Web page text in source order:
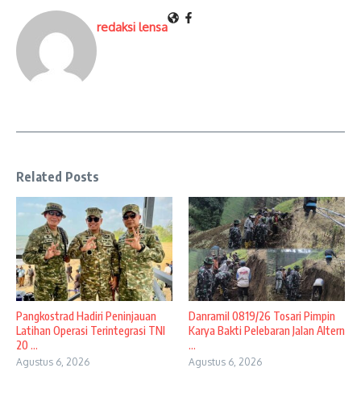
redaksi lensa
Related Posts
Pangkostrad Hadiri Peninjauan
Latihan Operasi Terintegrasi TNI
20 ...
Agustus 6, 2026
Danramil 0819/26 Tosari Pimpin
Karya Bakti Pelebaran Jalan Altern
...
Agustus 6, 2026